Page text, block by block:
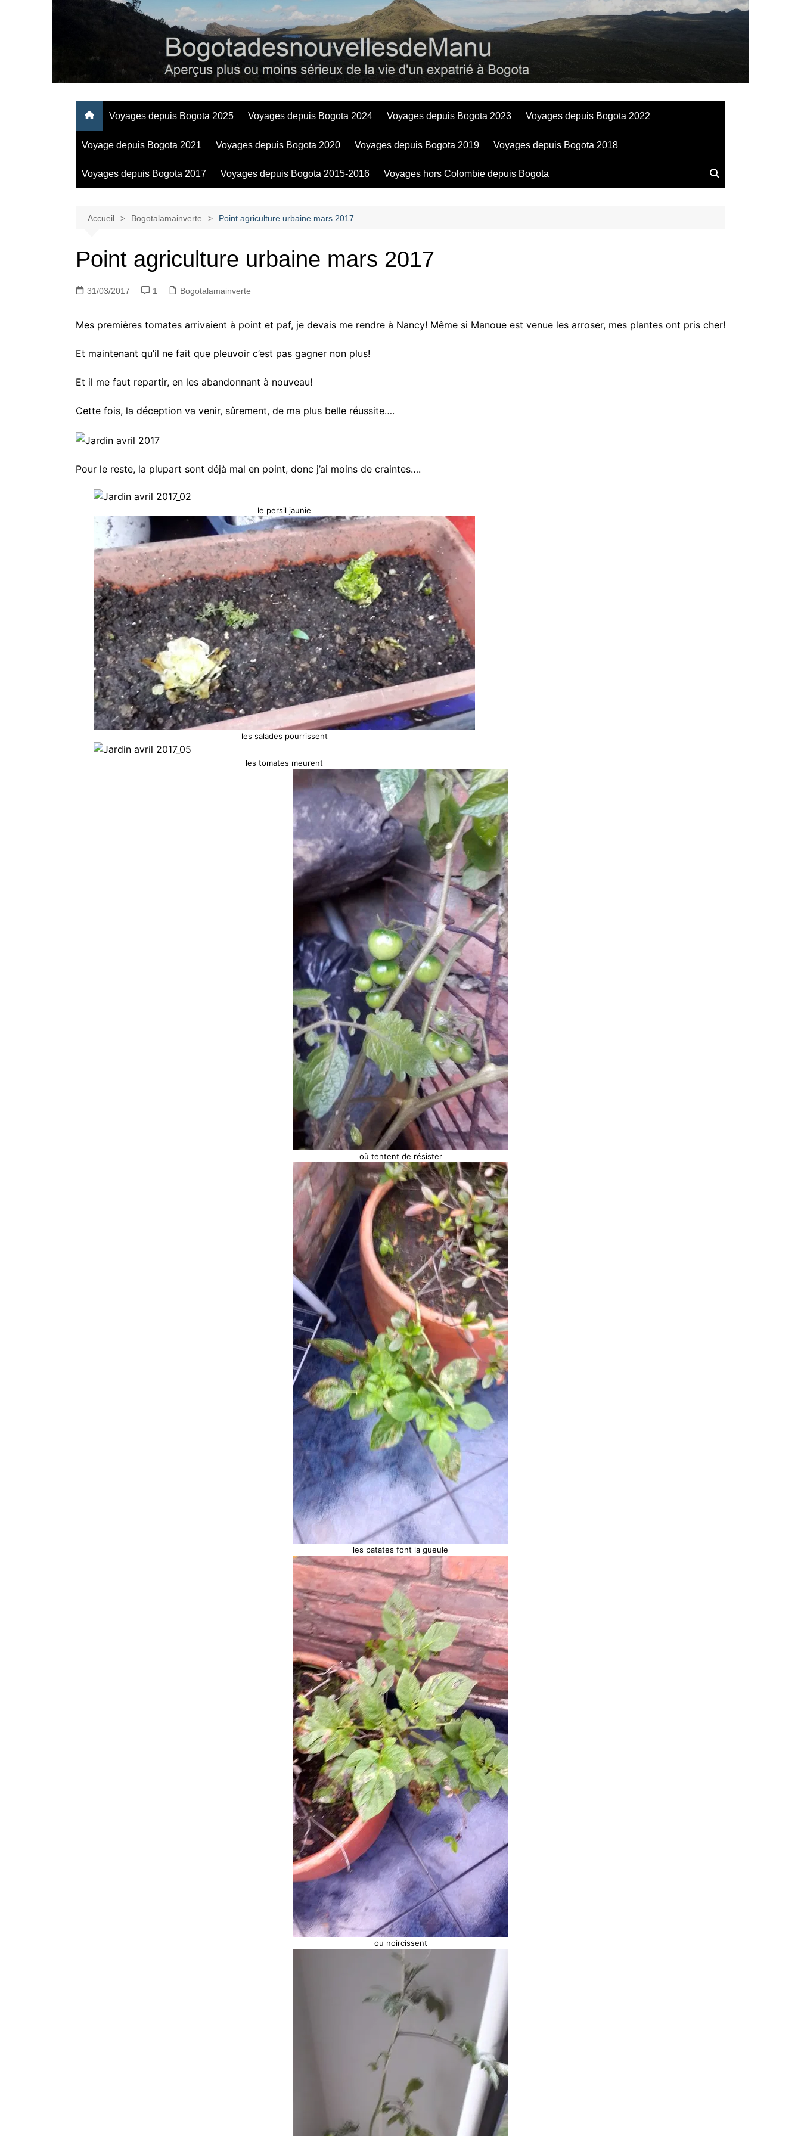
BogotadesnouvellesdeManu
Regards personnels sur la vie d’expatrié à Bogota
Voyages depuis Bogota 2025 Voyages depuis Bogota 2024 Voyages depuis Bogota 2023 Voyages depuis Bogota 2022
Voyage depuis Bogota 2021 Voyages depuis Bogota 2020 Voyages depuis Bogota 2019 Voyages depuis Bogota 2018
Voyages depuis Bogota 2017 Voyages depuis Bogota 2015-2016 Voyages hors Colombie depuis Bogota
Accueil Bogotalamainverte Point agriculture urbaine mars 2017
Point agriculture urbaine mars 2017
31/03/2017 1 Bogotalamainverte
Mes premières tomates arrivaient à point et paf, je devais me rendre à Nancy! Même si Manoue est venue les arroser, mes plantes ont pris cher!
Et maintenant qu’il ne fait que pleuvoir c’est pas gagner non plus!
Et il me faut repartir, en les abandonnant à nouveau!
Cette fois, la déception va venir, sûrement, de ma plus belle réussite….
Pour le reste, la plupart sont déjà mal en point, donc j’ai moins de craintes….
le persil jaunie
les salades pourrissent
les tomates meurent
où tentent de résister
les patates font la gueule
ou noircissent